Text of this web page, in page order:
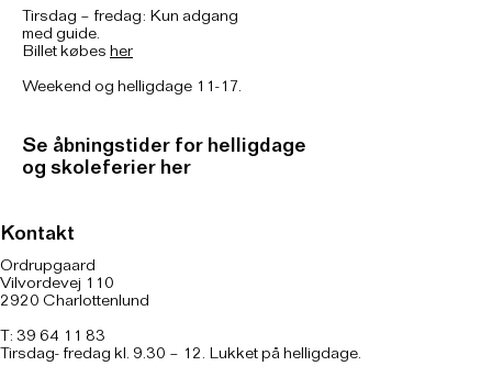
Tirsdag – fredag: Kun adgang
med guide.
Billet købes her
Weekend og helligdage 11-17.
Se åbningstider for helligdage
og skoleferier her
Kontakt
Ordrupgaard
Vilvordevej 110
2920 Charlottenlund
T: 39 64 11 83
Tirsdag- fredag kl. 9.30 – 12. Lukket på helligdage.